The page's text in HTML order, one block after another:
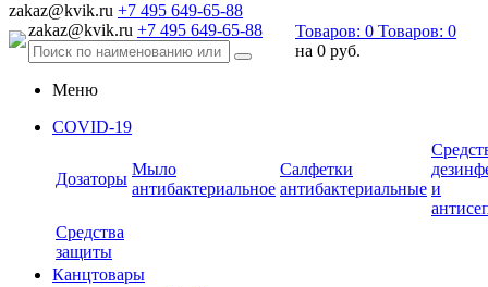
zakaz@kvik.ru +7 495 649-65-88
zakaz@kvik.ru +7 495 649-65-88 Товаров: 0 Товаров: 0
на 0 руб.
Меню
COVID-19
Дозаторы
Мыло
антибактериальное
Салфетки
антибактериальные и
Средства
защиты
Канцтовары